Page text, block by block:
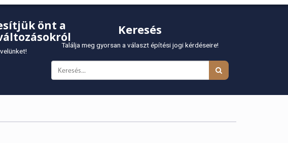
önt a
Keresés
Találja meg gyorsan a választ építési jogi kérdéseire!